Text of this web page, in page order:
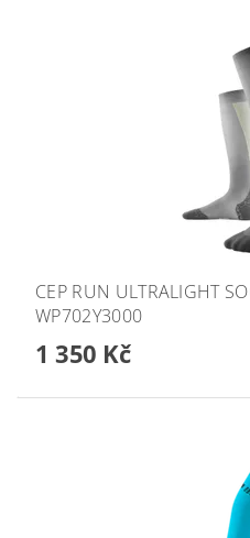
CEP RUN ULTRALIGHT
WP702Y3000
1 350 Kč